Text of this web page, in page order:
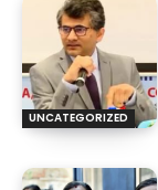
UNCATEGORIZED